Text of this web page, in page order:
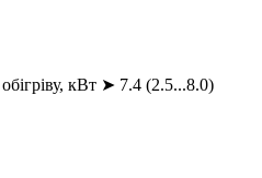
кВт ➤ 7.4 (2.5...8.0)